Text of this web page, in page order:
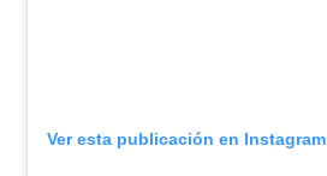
Ver esta publicación en Instagram